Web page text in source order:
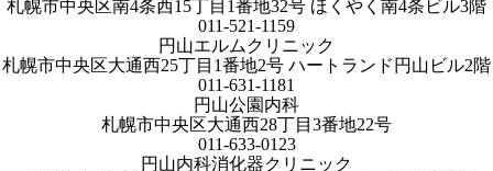
札幌市中央区南4条西15丁目1番地32号 ほくやく南4条ビル3階
011-521-1159
円山エルムクリニック
札幌市中央区大通西25丁目1番地2号 ハートランド円山ビル2階
011-631-1181
円山公園内科
札幌市中央区大通西28丁目3番地22号
011-633-0123
円山内科消化器クリニック